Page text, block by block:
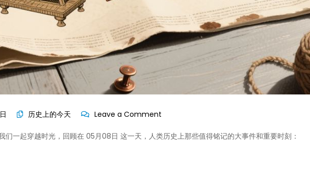
历史上的今天 Leave a Comment
史
一起穿越时光，回顾在 05月08日 这一天，人类历史上那些值得铭记的大事件和重要时刻：